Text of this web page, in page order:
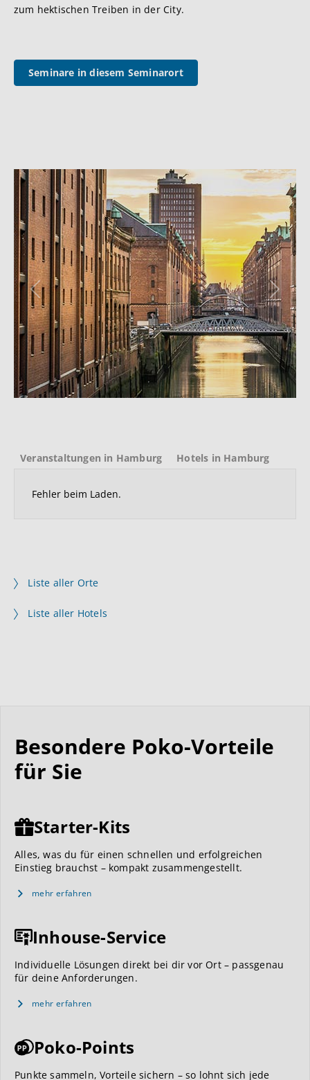
zum hektischen Treiben in der City.
Seminare in diesem Seminarort
Previous Next
Veranstaltungen in Hamburg Hotels in Hamburg
Fehler beim Laden.
Liste aller Orte
Liste aller Hotels
Besondere Poko-Vorteile
für Sie
Starter-Kits
Alles, was du für einen schnellen und erfolgreichen
Einstieg brauchst – kompakt zusammengestellt.
mehr erfahren
Inhouse-Service
Individuelle Lösungen direkt bei dir vor Ort – passgenau
für deine Anforderungen.
mehr erfahren
Poko-Points
Punkte sammeln, Vorteile sichern – so lohnt sich jede